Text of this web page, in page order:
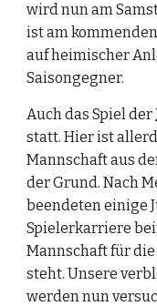
wird nun am
ist am
auf heimischer
Saisongegner.
Auch das Spiel der
statt. Hier ist
Mannschaft aus
der Grund. Nach
beendeten einige
Spielerkarriere
Mannschaft für
steht. Unsere
werden nun